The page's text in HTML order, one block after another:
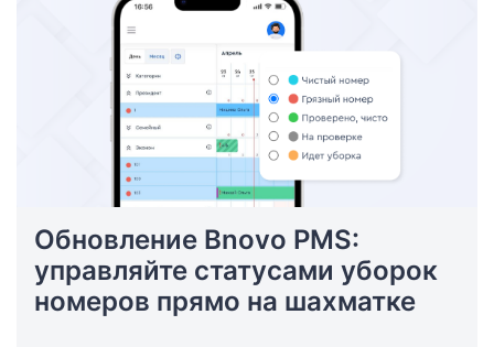
Обновление Bnovo PMS:
управляйте статусами уборок
номеров прямо на шахматке